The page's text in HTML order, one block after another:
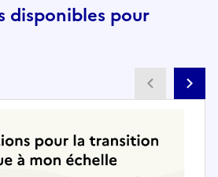
disponibles pour